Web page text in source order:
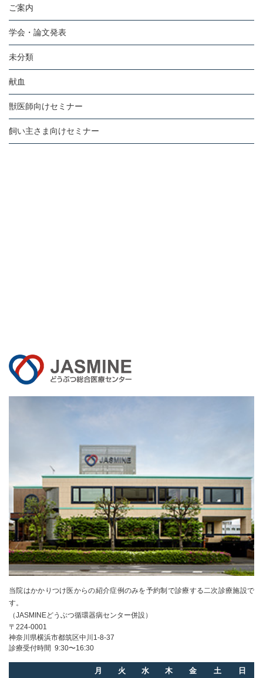
ご案内
学会・論文発表
未分類
献血
獣医師向けセミナー
飼い主さま向けセミナー
当院はかかりつけ医からの紹介症例のみを予約制で診療する二次診療施設で
す。
（JASMINEどうぶつ循環器病センター併設）
〒224-0001
神奈川県横浜市都筑区中川1-8-37
診療受付時間 9:30〜16:30
月 火 水 木 金 土
日